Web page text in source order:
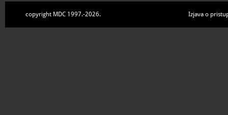
copyright MDC 1997.-2026. Izjava o